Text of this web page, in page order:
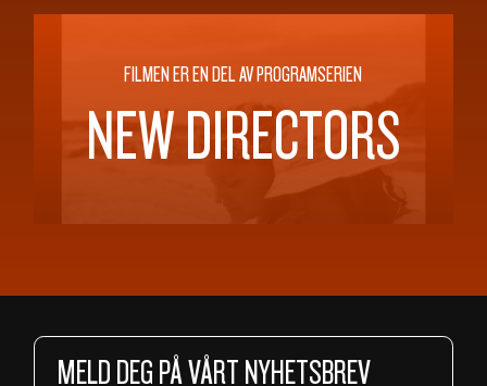
FILMEN ER EN DEL AV PROGRAMSERIEN
NEW DIRECTORS
MELD DEG PÅ VÅRT NYHETSBREV